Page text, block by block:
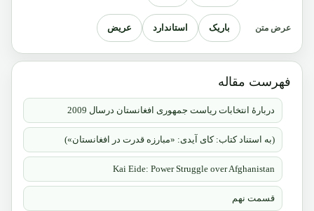
عرض متن باریک استاندارد عریض
فهرست مقاله
دربارۀ انتخابات ریاست جمهوری افغانستان درسال 2009
(به استناد کتاب: کای آیدی: «مبارزه قدرت در افغانستان»)
Kai Eide: Power Struggle over Afghanistan
قسمت نهم